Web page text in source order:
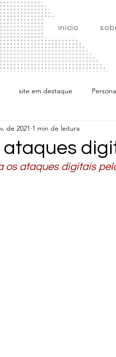
início
site em destaque
artigos Home
ataques
de 2021 1 min de leitura
os ataques digitais